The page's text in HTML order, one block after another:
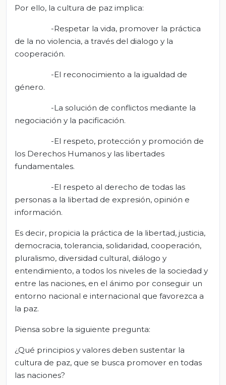
Por ello, la cultura de paz implica:
-Respetar la vida, promover la práctica
de la no violencia, a través del dialogo y la
cooperación.
-El reconocimiento a la igualdad de
género.
-La solución de conflictos mediante la
negociación y la pacificación.
-El respeto, protección y promoción de
los Derechos Humanos y las libertades
fundamentales.
-El respeto al derecho de todas las
personas a la libertad de expresión, opinión e
información.
Es decir, propicia la práctica de la libertad, justicia,
democracia, tolerancia, solidaridad, cooperación,
pluralismo, diversidad cultural, diálogo y
entendimiento, a todos los niveles de la sociedad y
entre las naciones, en el ánimo por conseguir un
entorno nacional e internacional que favorezca a
la paz.
Piensa sobre la siguiente pregunta:
¿Qué principios y valores deben sustentar la
cultura de paz, que se busca promover en todas
las naciones?